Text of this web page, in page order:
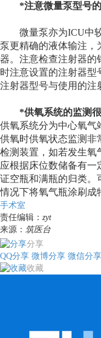
*注意微量泵型号
微量泵亦为ICU中
泵更精确的液体输注，
器。注意检查注射器的
时注意设置的注射器型
注射器型号与使用的注
*供氧系统的监测
供氧系统分为中心氧气
供氧时供氧状态监测非
检测装置，如若发生氧
应根据床位数储备有一
证空瓶和满瓶的归类。
情况下将氧气瓶涂刷成
手术室
责任编辑： zyt
来源： 筑医台
分享
QQ分享 微博分享 微信分享
收藏